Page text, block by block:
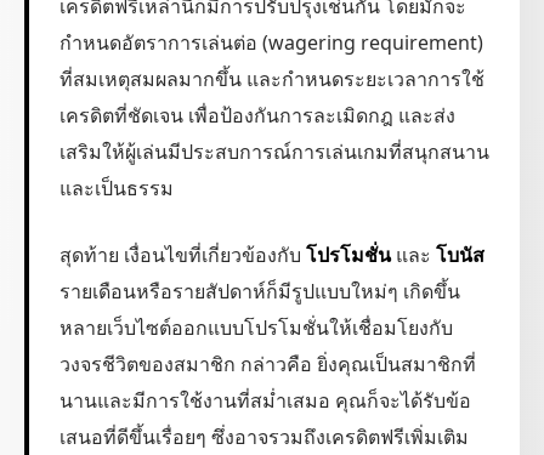
เครดิตฟรีเหล่านี้ก็มีการปรับปรุงเช่นกัน โดยมักจะ
กำหนดอัตราการเล่นต่อ (wagering requirement)
ที่สมเหตุสมผลมากขึ้น และกำหนดระยะเวลาการใช้
เครดิตที่ชัดเจน เพื่อป้องกันการละเมิดกฎ และส่ง
เสริมให้ผู้เล่นมีประสบการณ์การเล่นเกมที่สนุกสนาน
และเป็นธรรม
สุดท้าย เงื่อนไขที่เกี่ยวข้องกับ โปรโมชั่นและ โบนัส
รายเดือนหรือรายสัปดาห์ก็มีรูปแบบใหม่ๆ เกิดขึ้น
หลายเว็บไซต์ออกแบบโปรโมชั่นให้เชื่อมโยงกับ
วงจรชีวิตของสมาชิก กล่าวคือ ยิ่งคุณเป็นสมาชิกที่
นานและมีการใช้งานที่สม่ำเสมอ คุณก็จะได้รับข้อ
เสนอที่ดีขึ้นเรื่อยๆ ซึ่งอาจรวมถึงเครดิตฟรีเพิ่มเติม